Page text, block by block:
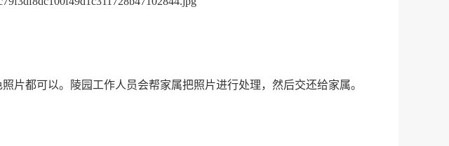
都可以。陵园工作人员会帮家属把照片进行处理，然后交还给家属。